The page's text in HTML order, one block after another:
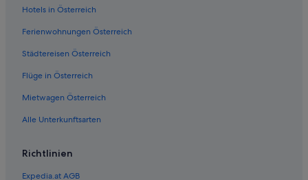
Hotels in Österreich
Ferienwohnungen Österreich
Städtereisen Österreich
Flüge in Österreich
Mietwagen Österreich
Alle Unterkunftsarten
Richtlinien
Expedia.at AGB